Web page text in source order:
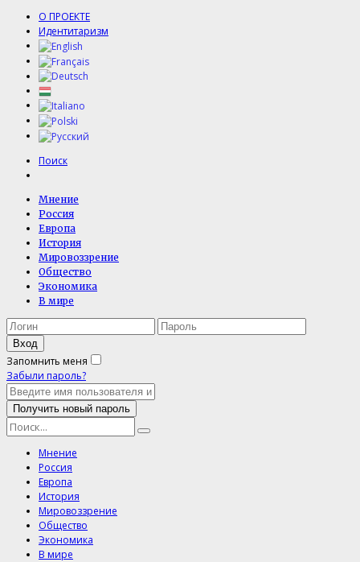
О ПРОЕКТЕ
Идентитаризм
Поиск
Мнение
Россия
Европа
История
Мировоззрение
Общество
Экономика
В мире
Запомнить меня
Забыли пароль?
Мнение
Россия
Европа
История
Мировоззрение
Общество
Экономика
В мире